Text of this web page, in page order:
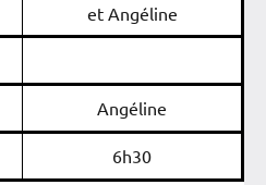
et Angéline
Angéline
6h30